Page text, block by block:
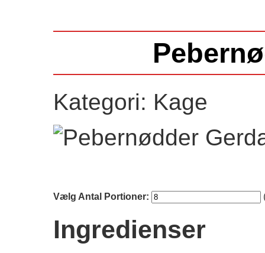
Kategori: Kage
Vælg Antal Portioner:
Ingredienser